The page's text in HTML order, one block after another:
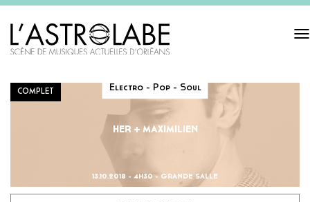
COMPLET Electro - Pop - Soul
HER + MAXIMILIEN
13.10.2018 - 4H30 - GRANDE SALLE